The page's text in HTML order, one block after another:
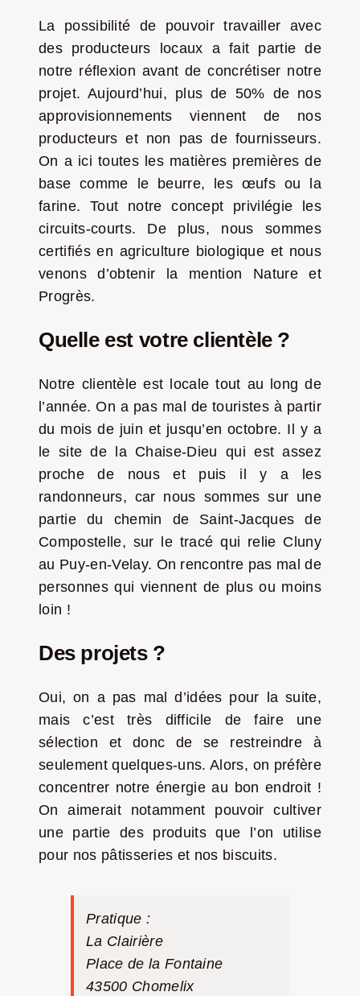
La possibilité de pouvoir travailler avec
des producteurs locaux a fait partie de
notre réflexion avant de concrétiser notre
projet. Aujourd’hui, plus de 50% de nos
approvisionnements viennent de nos
producteurs et non pas de fournisseurs.
On a ici toutes les matières premières de
base comme le beurre, les œufs ou la
farine. Tout notre concept privilégie les
circuits-courts. De plus, nous sommes
certifiés en agriculture biologique et nous
venons d’obtenir la mention Nature et
Progrès.
Quelle est votre clientèle ?
Notre clientèle est locale tout au long de
l’année. On a pas mal de touristes à partir
du mois de juin et jusqu’en octobre. Il y a
le site de la Chaise-Dieu qui est assez
proche de nous et puis il y a les
randonneurs, car nous sommes sur une
partie du chemin de Saint-Jacques de
Compostelle, sur le tracé qui relie Cluny
au Puy-en-Velay. On rencontre pas mal de
personnes qui viennent de plus ou moins
loin !
Des projets ?
Oui, on a pas mal d’idées pour la suite,
mais c’est très difficile de faire une
sélection et donc de se restreindre à
seulement quelques-uns. Alors, on préfère
concentrer notre énergie au bon endroit !
On aimerait notamment pouvoir cultiver
une partie des produits que l’on utilise
pour nos pâtisseries et nos biscuits.
Pratique :
La Clairière
Place de la Fontaine
43500 Chomelix